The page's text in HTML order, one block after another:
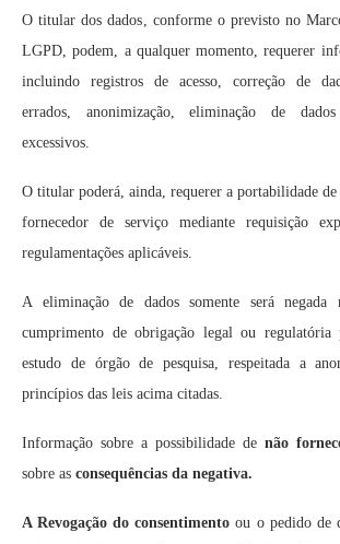
O titular dos dados, conforme o previsto no
LGPD, podem, a qualquer momento, requerer
incluindo registros de acesso, correção de
errados, anonimização, eliminação de dados
excessivos.
O titular poderá, ainda, requerer a portabilidade de
fornecedor de serviço mediante requisição
regulamentações aplicáveis.
A eliminação de dados somente será negada
cumprimento de obrigação legal ou regulatória
estudo de órgão de pesquisa, respeitada a
princípios das leis acima citadas.
Informação sobre a possibilidade de não
sobre as consequências da negativa.
A Revogação do consentimento ou o pedido de